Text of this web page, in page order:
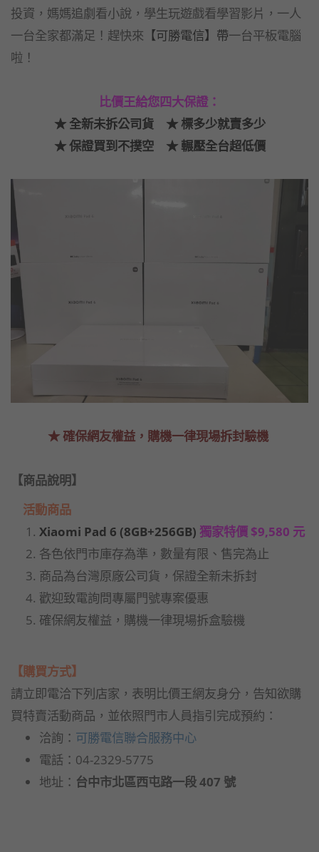
投資，媽媽追劇看小說，學生玩遊戲看學習影片，一人
一台全家都滿足！趕快來 【可勝電信】帶一台平板電腦
啦！
比價王給您四大保證：
★ 全新未拆公司貨 ★ 標多少就賣多少
★ 保證買到不撲空 ★ 輾壓全台超低價
★ 確保網友權益，購機一律現場拆封驗機
【商品說明】
活動商品
Xiaomi Pad 6 (8GB+256GB) 獨家特價 $9,580 元
各色依門市庫存為準，數量有限、售完為止
商品為台灣原廠公司貨，保證全新未拆封
歡迎致電詢問專屬門號專案優惠
確保網友權益，購機一律現場拆盒驗機
【購買方式】
請立即電洽下列店家，表明比價王網友身分，告知欲購
買特賣活動商品，並依照門市人員指引完成預約：
洽詢： 可勝電信聯合服務中心
電話：04-2329-5775
地址： 台中市北區西屯路一段 407 號